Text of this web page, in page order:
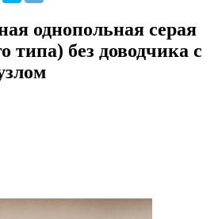
однопольная серая
типа) без доводчика с